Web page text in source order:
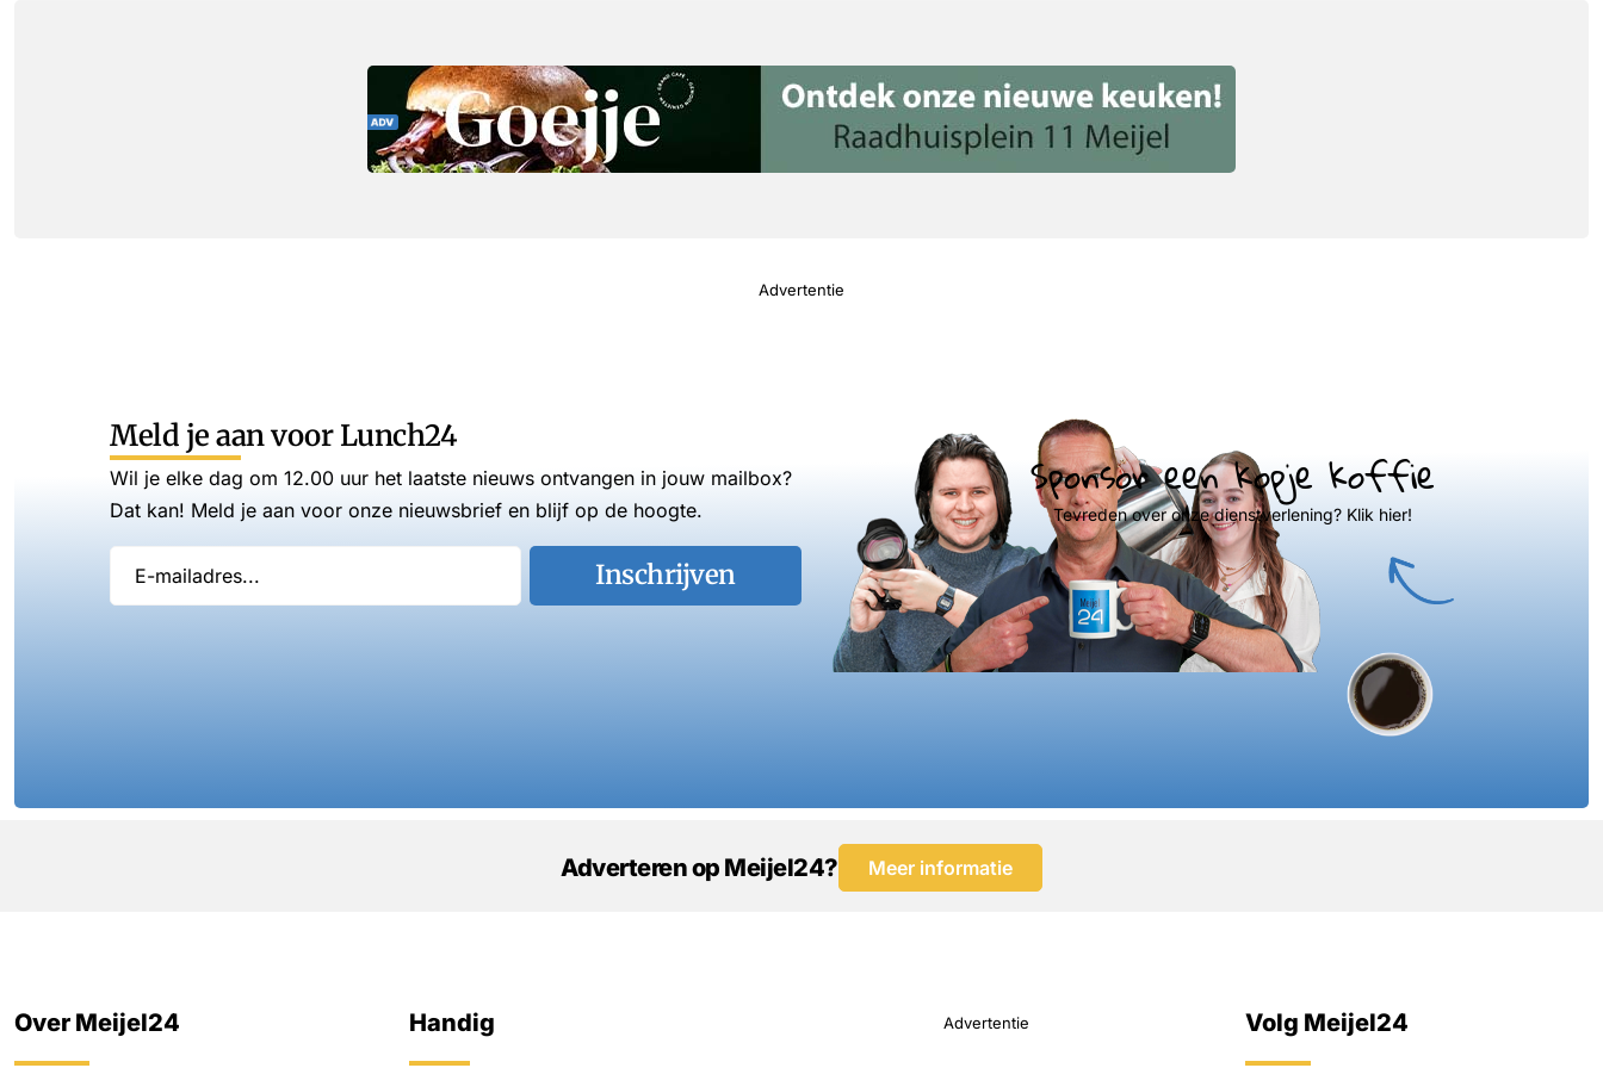
Advertentie
Meld je aan voor Lunch24
Wil je elke dag om 12.00 uur het laatste nieuws ontvangen in jouw mailbox?
Dat kan! Meld je aan voor onze nieuwsbrief en blijf op de hoogte.
Inschrijven
Sponsor een kopje koffie
Tevreden over onze dienstverlening? Klik hier!
Adverteren op Meijel24? Meer informatie
Over Meijel24 Handig Advertentie Volg Meijel24